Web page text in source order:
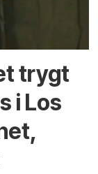
trygt
i Los